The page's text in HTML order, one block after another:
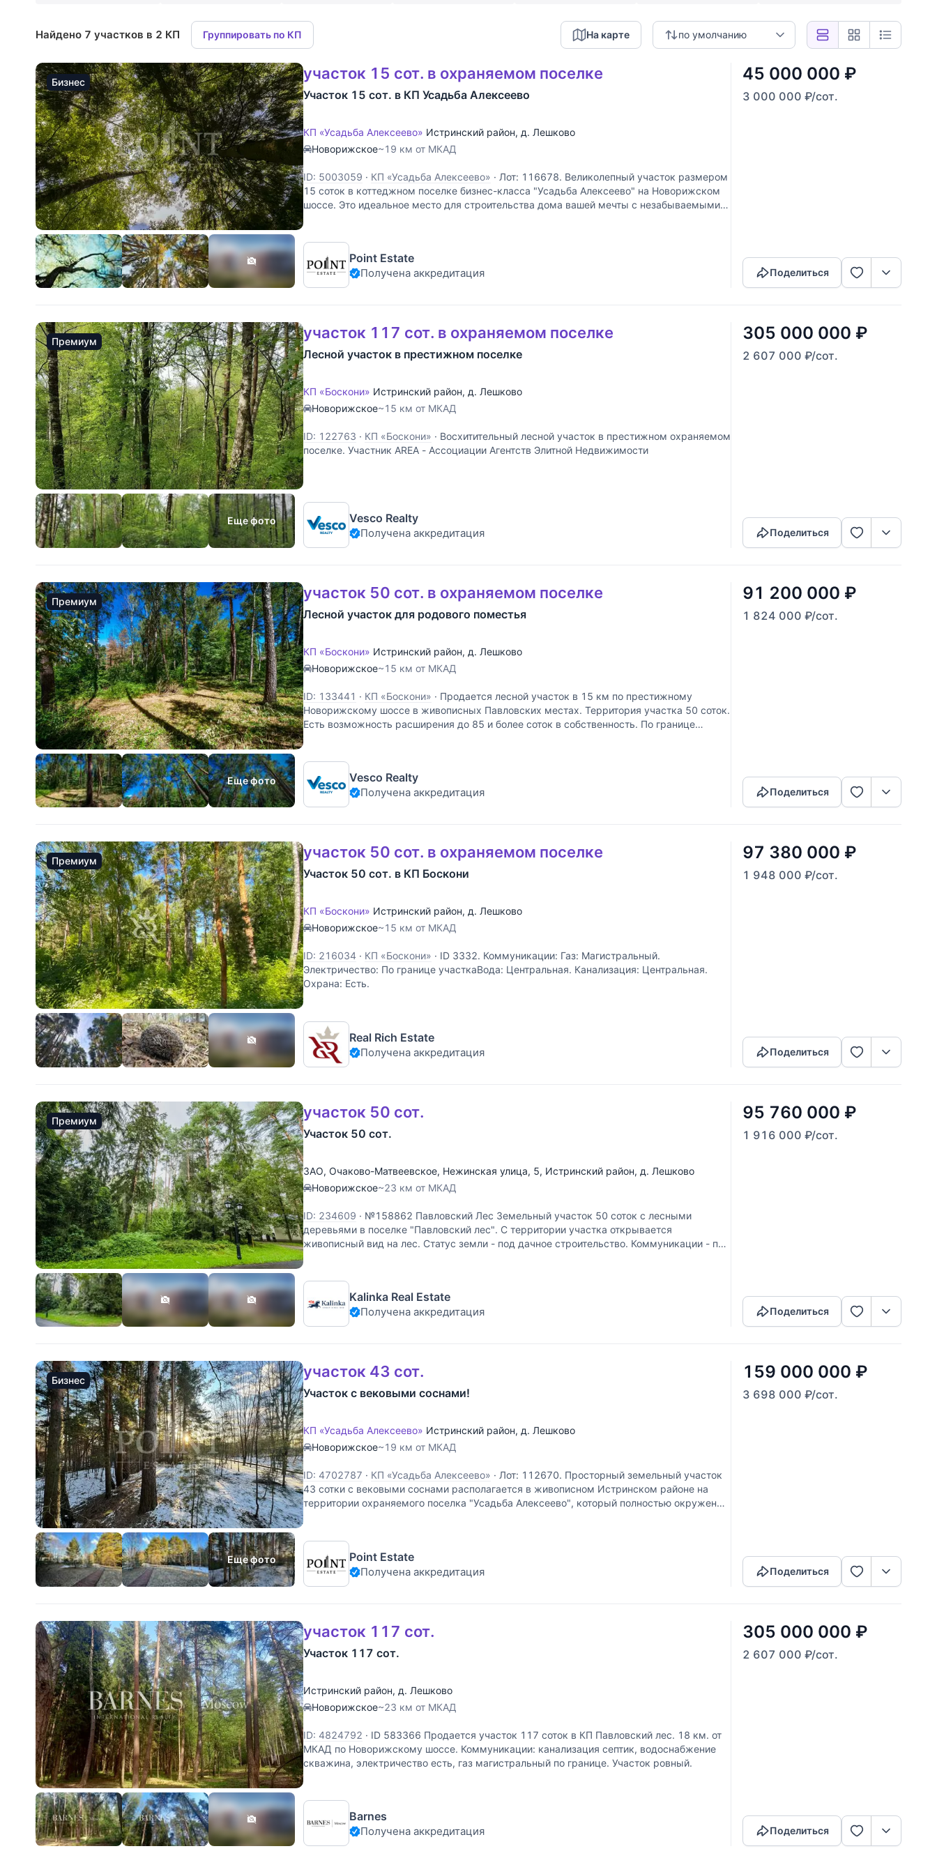
Найдено 7 участков в 2 КП Группировать по КП по умолчанию
На карте
Бизнес участок 15 сот. в охраняемом поселке
Участок 15 сот. в КП Усадьба Алексеево
КП «Усадьба Алексеево» Истринский район, д. Лешково
Новорижское~19 км от МКАД
ID: 5003059 · КП «Усадьба Алексеево» · Лот: 116678. Великолепный участок размером
15 соток в коттеджном поселке бизнес-класса "Усадьба Алексеево" на Новорижском
шоссе. Это идеальное место для строительства дома вашей мечты с незабываемыми
Point Estate
Получена аккредитация
45 000 000 ₽
3 000 000 ₽/сот.
Поделиться
Премиум
Еще фото
участок 117 сот. в охраняемом поселке
Лесной участок в престижном поселке
КП «Боскони» Истринский район, д. Лешково
Новорижское~15 км от МКАД
ID: 122763 · КП «Боскони» · Восхитительный лесной участок в престижном охраняемом
поселке. Участник AREA - Ассоциации Агентств Элитной Недвижимости
Vesco Realty
Получена аккредитация
305 000 000 ₽
2 607 000 ₽/сот.
Поделиться
Премиум
Еще фото
участок 50 сот. в охраняемом поселке
Лесной участок для родового поместья
КП «Боскони» Истринский район, д. Лешково
Новорижское~15 км от МКАД
ID: 133441 · КП «Боскони» · Продается лесной участок в 15 км по престижному
Новорижскому шоссе в живописных Павловских местах. Территория участка 50 соток.
Есть возможность расширения до 85 и более соток в собственность. По границе
Vesco Realty
Получена аккредитация
91 200 000 ₽
1 824 000 ₽/сот.
Поделиться
Премиум участок 50 сот. в охраняемом поселке
Участок 50 сот. в КП Боскони
КП «Боскони» Истринский район, д. Лешково
Новорижское~15 км от МКАД
ID: 216034 · КП «Боскони» · ID 3332. Коммуникации: Газ: Магистральный.
Электричество: По границе участкаВода: Центральная. Канализация: Центральная.
Охрана: Есть.
Real Rich Estate
Получена аккредитация
97 380 000 ₽
1 948 000 ₽/сот.
Поделиться
Премиум участок 50 сот.
Участок 50 сот.
ЗАО, Очаково-Матвеевское, Нежинская улица, 5, Истринский район, д. Лешково
Новорижское~23 км от МКАД
ID: 234609 · №158862 Павловский Лес Земельный участок 50 соток с лесными
деревьями в поселке "Павловский лес". С территории участка открывается
живописный вид на лес. Статус земли - под дачное строительство. Коммуникации - по
Kalinka Real Estate
Получена аккредитация
95 760 000 ₽
1 916 000 ₽/сот.
Поделиться
Бизнес
Еще фото
участок 43 сот.
Участок с вековыми соснами!
КП «Усадьба Алексеево» Истринский район, д. Лешково
Новорижское~19 км от МКАД
ID: 4702787 · КП «Усадьба Алексеево» · Лот: 112670. Просторный земельный участок
43 сотки с вековыми соснами располагается в живописном Истринском районе на
территории охраняемого поселка "Усадьба Алексеево", который полностью окружен
Point Estate
Получена аккредитация
159 000 000 ₽
3 698 000 ₽/сот.
Поделиться
участок 117 сот.
Участок 117 сот.
Истринский район, д. Лешково
Новорижское~23 км от МКАД
ID: 4824792 · ID 583366 Продается участок 117 соток в КП Павловский лес. 18 км. от
МКАД по Новорижскому шоссе. Коммуникации: канализация септик, водоснабжение
скважина, электричество есть, газ магистральный по границе. Участок ровный.
Barnes
Получена аккредитация
305 000 000 ₽
2 607 000 ₽/сот.
Поделиться